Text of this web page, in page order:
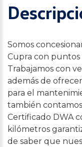
Somos
Cupra con puntos
Trabajamos con
además de
para el
también
Certificado DWA
kilómetros
de saber que